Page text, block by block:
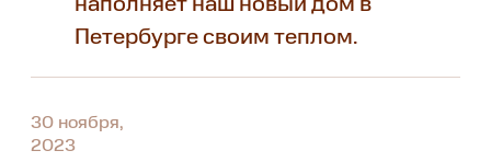
наполняет наш новый дом в
Петербурге своим теплом.
30 ноября,
2023